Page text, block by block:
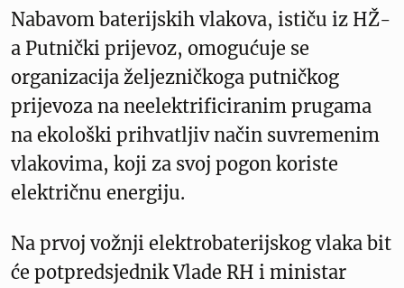
Nabavom baterijskih vlakova, ističu iz HŽ-
a Putnički prijevoz, omogućuje se
organizacija željezničkoga putničkog
prijevoza na neelektrificiranim prugama
na ekološki prihvatljiv način suvremenim
vlakovima, koji za svoj pogon koriste
električnu energiju.
Na prvoj vožnji elektrobaterijskog vlaka bit
će potpredsjednik Vlade RH i ministar